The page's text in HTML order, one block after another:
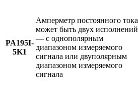
PA195I-
5K1
Амперметр постоянного тока
может быть двух исполнений
— с однополярным
диапазоном измеряемого
сигнала или двуполярным
диапазоном измеряемого
сигнала